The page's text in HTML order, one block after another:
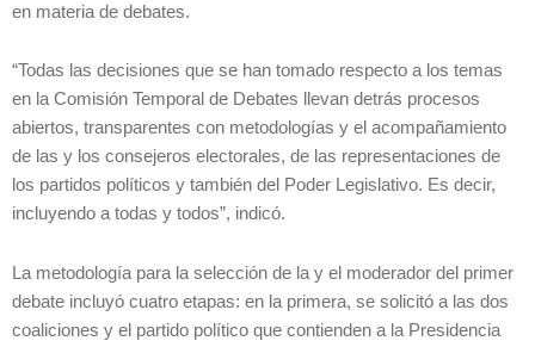
en materia de debates.
“Todas las decisiones que se han tomado respecto a los temas
en la Comisión Temporal de Debates llevan detrás procesos
abiertos, transparentes con metodologías y el acompañamiento
de las y los consejeros electorales, de las representaciones de
los partidos políticos y también del Poder Legislativo. Es decir,
incluyendo a todas y todos”, indicó.
La metodología para la selección de la y el moderador del primer
debate incluyó cuatro etapas: en la primera, se solicitó a las dos
coaliciones y el partido político que contienden a la Presidencia